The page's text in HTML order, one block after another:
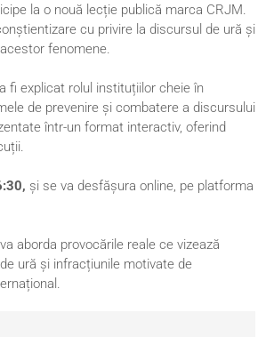
la o nouă lecție publică marca CRJM.
cu privire la discursul de ură și
fenomene.
fi explicat rolul instituțiilor cheie în
de prevenire și combatere a discursului
într-un format interactiv, oferind
și se va desfășura online, pe platforma
aborda provocările reale ce vizează
ură și infracțiunile motivate de